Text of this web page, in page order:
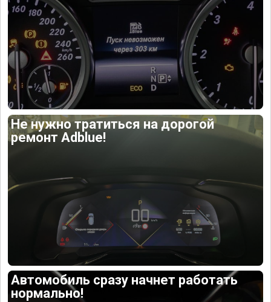
Не нужно тратиться на дорогой
ремонт Adblue!
Автомобиль сразу начнет работать
нормально!